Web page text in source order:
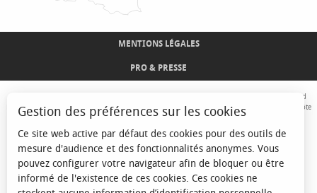
MENTIONS LÉGALES
PRO & PRESSE
Avec le concours de l'Union Européenne. L'Europe s'engage sur le Massif Alpin avec le fond
Européen de Développement Régional. Co-financé par le Conseil Régional Provence-Alpes-Côte
d'Azur et l'Etat, Commissariat Général des Territoires - FNADT - CIMA
Gestion des préférences sur les cookies
Ce site web active par défaut des cookies pour des outils de
mesure d'audience et des fonctionnalités anonymes. Vous
pouvez configurer votre navigateur afin de bloquer ou être
informé de l'existence de ces cookies. Ces cookies ne